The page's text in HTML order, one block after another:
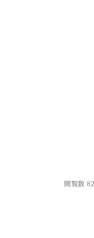
閲覧数